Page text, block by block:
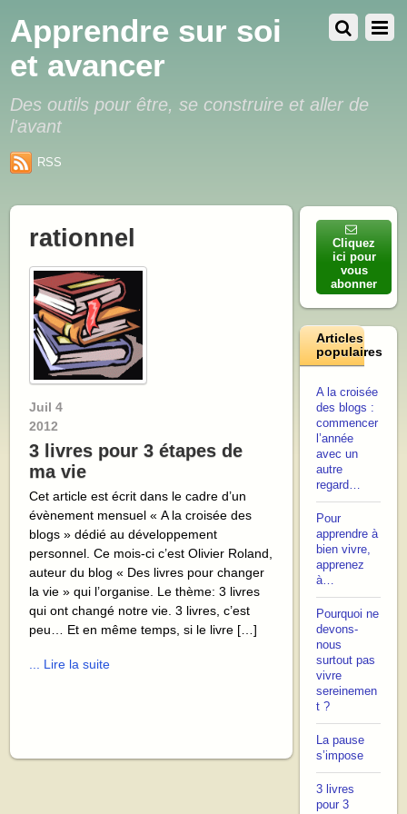
Apprendre sur soi
et avancer
Des outils pour être, se construire et aller de
l'avant
RSS
rationnel
Juil 4
2012
3 livres pour 3 étapes de
ma vie
Cet article est écrit dans le cadre d’un
évènement mensuel « A la croisée des
blogs » dédié au développement
personnel. Ce mois-ci c’est Olivier Roland,
auteur du blog « Des livres pour changer
la vie » qui l’organise. Le thème: 3 livres
qui ont changé notre vie. 3 livres, c’est
peu… Et en même temps, si le livre […]
... Lire la suite
Cliquez
ici pour
vous
abonner
Articles
populaires
A la croisée
des blogs :
commencer
l’année
avec un
autre
regard…
Pour
apprendre à
bien vivre,
apprenez
à…
Pourquoi ne
devons-
nous
surtout pas
vivre
sereinemen
t ?
La pause
s’impose
3 livres
pour 3